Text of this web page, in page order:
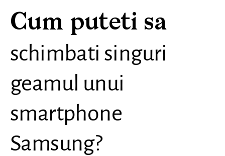
Cum puteti sa
schimbati singuri
geamul unui
smartphone
Samsung?